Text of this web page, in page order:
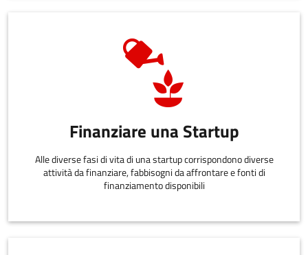
Finanziare una Startup
Alle diverse fasi di vita di una startup corrispondono diverse
attività da finanziare, fabbisogni da affrontare e fonti di
finanziamento disponibili